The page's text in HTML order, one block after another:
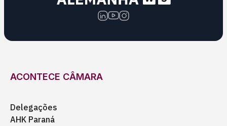
ACONTECE CÂMARA
Delegações
AHK Paraná